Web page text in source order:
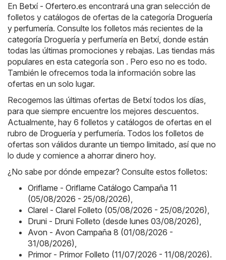
En Betxí - Ofertero.es encontrará una gran selección de
folletos y catálogos de ofertas de la categoría Droguería
y perfumería. Consulte los folletos más recientes de la
categoría Droguería y perfumería en Betxí, donde están
todas las últimas promociones y rebajas. Las tiendas más
populares en esta categoría son . Pero eso no es todo.
También le ofrecemos toda la información sobre las
ofertas en un solo lugar.
Recogemos las últimas ofertas de Betxí todos los días,
para que siempre encuentre los mejores descuentos.
Actualmente, hay 6 folletos y catálogos de ofertas en el
rubro de Droguería y perfumería. Todos los folletos de
ofertas son válidos durante un tiempo limitado, así que no
lo dude y comience a ahorrar dinero hoy.
¿No sabe por dónde empezar? Consulte estos folletos:
Oriflame - Oriflame Catálogo Campaña 11
(05/08/2026 - 25/08/2026)
Clarel - Clarel Folleto (05/08/2026 - 25/08/2026)
Druni - Druni Folleto (desde lunes 03/08/2026)
Avon - Avon Campaña 8 (01/08/2026 -
31/08/2026)
Primor - Primor Folleto (11/07/2026 - 11/08/2026).